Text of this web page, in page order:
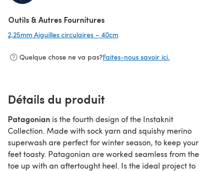
Outils & Autres Fournitures
2,25mm Aiguilles circulaires – 40cm
Quelque chose ne va pas?Faites-nous savoir ici.
Détails du produit
Patagonian is the fourth design of the Instaknit
Collection. Made with sock yarn and squishy merino
superwash are perfect for winter season, to keep your
feet toasty. Patagonian are worked seamless from the
toe up with an aftertought heel. Is the ideal project to